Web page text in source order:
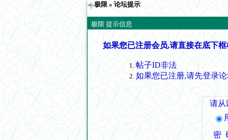
极限 » 论坛提示
极限 提示信息
如果您已注册会员,请直接在底下
帖子ID非法
如果您已注册,请先登录
请从
密